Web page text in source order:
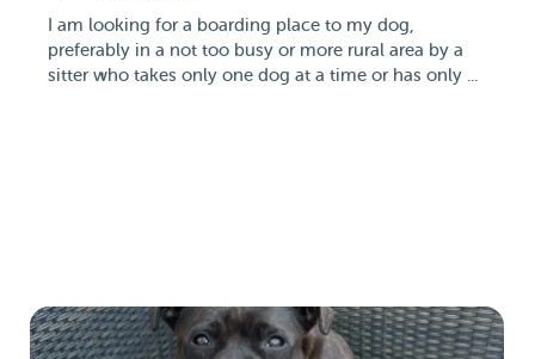
I am looking for a boarding place to my dog,
preferably in a not too busy or more rural area by a
sitter who takes only one dog at a time or has only ...